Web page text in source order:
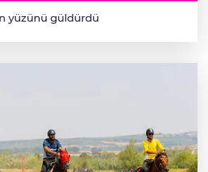
yüzünü güldürdü